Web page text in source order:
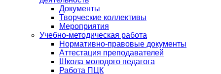
Документы
Творческие коллективы
Мероприятия
Учебно-методическая работа
Нормативно-правовые документы
Аттестация преподавателей
Школа молодого педагога
Работа ПЦК